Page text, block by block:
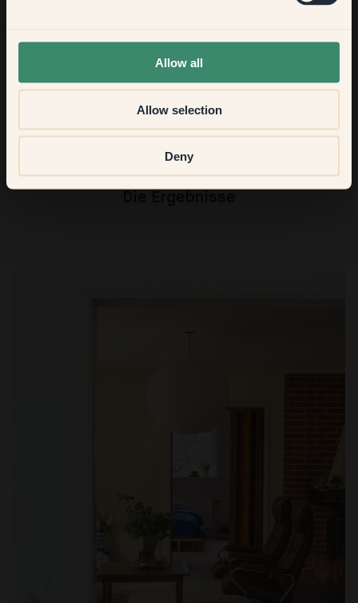
Allow all
Allow selection
Deny
Und zu guter Letzt – wenn Sie unbedingt eine Lieblingsfarbe
143 — Cashmere. Wer behauptet, dass es das perfekte Beige
nicht gibt, sollte noch einmal hinsehen. Es fühlt sich an wie
Holzwerkfarbe 67 — Rioja.
None of the above